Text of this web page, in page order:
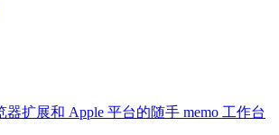
器扩展和 Apple 平台的随手 memo 工作台